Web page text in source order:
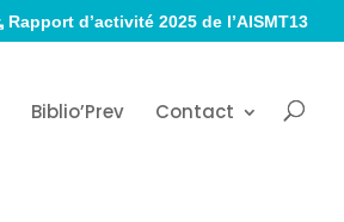
Rapport d’activité 2025 de l’AISMT13
Biblio’Prev Contact